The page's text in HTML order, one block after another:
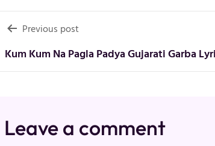
Post
navigation
Previous post
Kum Kum Na Pagla Padya Gujarati Garba
Leave a comment